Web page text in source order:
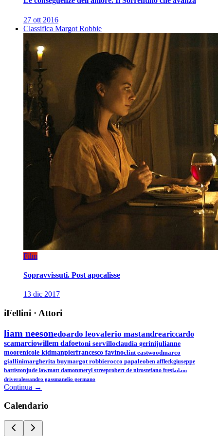
27 ott 2016
Classifica Margot Robbie
Film
Sopravvissuti. Post apocalisse
13 dic 2017
iFellini · Attori
liam neesonedoardo leovalerio mastandreariccardo
scamarciowillem dafoetoni servilloclaudia gerinijulianne
moorenicole kidmanpierfrancesco favinoclint eastwoodmarco
giallinimargherita buymargot robbierocco papaleoben affleckgiuseppe
battistonjude lawmatt damonmeryl streeprobert de nirostefano fresiadam
driveralessandro gassmanelio germano
Continua →
Calendario